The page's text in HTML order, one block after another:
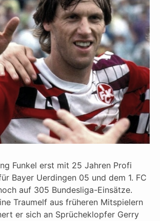
Funkel erst mit 25 Jahren Profi
Bayer Uerdingen 05 und dem 1. FC
auf 305 Bundesliga-Einsätze.
Traumelf aus früheren Mitspielern
er sich an Sprücheklopfer Gerry